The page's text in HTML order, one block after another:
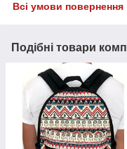
Всі умови повернення
Подібні товари